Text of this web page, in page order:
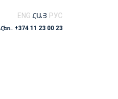
ENG ՀԱՅ РУС
Հեռ. +374 11 23 00 23